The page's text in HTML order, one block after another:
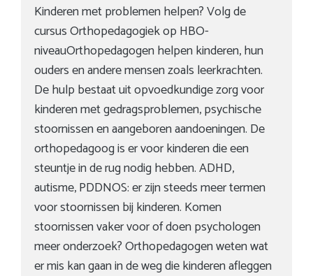
Kinderen met problemen helpen? Volg de
cursus Orthopedagogiek op HBO-
niveauOrthopedagogen helpen kinderen, hun
ouders en andere mensen zoals leerkrachten.
De hulp bestaat uit opvoedkundige zorg voor
kinderen met gedragsproblemen, psychische
stoornissen en aangeboren aandoeningen. De
orthopedagoog is er voor kinderen die een
steuntje in de rug nodig hebben. ADHD,
autisme, PDDNOS: er zijn steeds meer termen
voor stoornissen bij kinderen. Komen
stoornissen vaker voor of doen psychologen
meer onderzoek? Orthopedagogen weten wat
er mis kan gaan in de weg die kinderen afleggen